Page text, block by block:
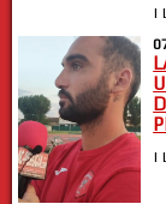
|
|